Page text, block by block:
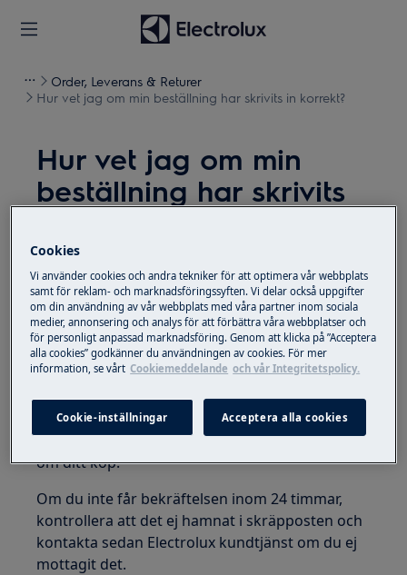
Order, Leverans & Returer
Hur vet jag om min beställning har skrivits in korrekt?
Hur vet jag om min
beställning har skrivits
Problem
Hur vet jag om min beställning har skrivits in
korrekt?
Lösning
Om beställningen utförs och överförs korrekt
kommer du att få ett bekräftelsemeddelande till
den mailadress du angav med all information
om ditt köp.
Om du inte får bekräftelsen inom 24 timmar,
kontrollera att det ej hamnat i skräpposten och
kontakta sedan Electrolux kundtjänst om du ej
mottagit det.
Cookies
Vi använder cookies och andra tekniker för att optimera vår webbplats
samt för reklam- och marknadsföringssyften. Vi delar också uppgifter
om din användning av vår webbplats med våra partner inom sociala
medier, annonsering och analys för att förbättra våra webbplatser och
för personligt anpassad marknadsföring. Genom att klicka på ”Acceptera
alla cookies” godkänner du användningen av cookies. För mer
information, se vårt Cookiemeddelande och vår Integritetspolicy.
Cookie-inställningar Acceptera alla cookies